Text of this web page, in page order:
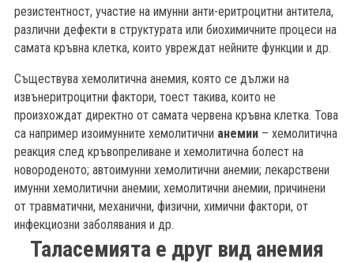
резистентност, участие на имунни анти-еритроцитни антитела,
различни дефекти в структурата или биохимичните процеси на
самата кръвна клетка, които увреждат нейните функции и др.
Съществува хемолитична анемия, която се дължи на
извънеритроцитни фактори, тоест такива, които не
произхождат директно от самата червена кръвна клетка. Това
са например изоимунните хемолитични анемии– хемолитична
реакция след кръвопреливане и хемолитична болест на
новороденото; автоимунни хемолитични анемии; лекарствени
имунни хемолитични анемии; хемолитични анемии, причинени
от травматични, механични, физични, химични фактори, от
инфекциозни заболявания и др.
Таласемията е друг вид анемия